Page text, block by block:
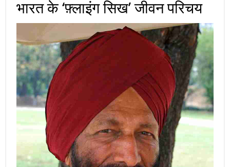
भारत के ‘फ़्लाइंग सिख’ जीवन परिचय